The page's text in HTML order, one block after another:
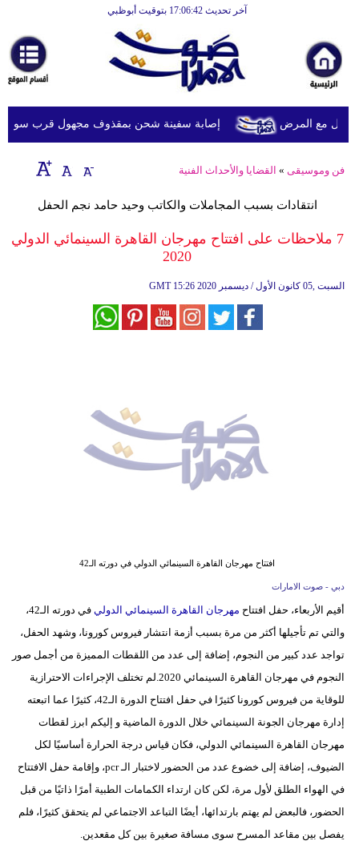
آخر تحديث 17:06:42 بتوقيت أبوظبي
أخبارعاجلة
رياضة
ثقافة
إقتصاد
وموسيقى
أزياء
علوم
وتكنولوجيا
مدوَّنات
أبراج
فيديو
إصابة سفينة شحن بمقذوف مجهول قرب سواحل مع المرض
فن وموسيقى » القضايا والأحداث الفنية
انتقادات بسبب المجاملات والكاتب وحيد حامد نجم الحفل
7 ملاحظات على افتتاح مهرجان القاهرة السينمائي الدولي
2020
GMT 15:26 2020 السبت ,05 كانون الأول / ديسمبر
افتتاح مهرجان القاهرة السينمائي الدولي في دورته الـ42
دبي - صوت الامارات
أقيم الأربعاء، حفل افتتاح مهرجان القاهرة السينمائي الدولي
في دورته الـ42،
والتي تم تأجيلها أكثر من مرة بسبب أزمة انتشار فيروس كورونا، وشهد الحفل،
تواجد عدد كبير من النجوم، إضافة إلى عدد من اللقطات المميزة من أجمل صور
النجوم في مهرجان القاهرة السينمائي 2020.لم تختلف الإجراءات الاحترازية
للوقاية من فيروس كورونا كثيرًا في حفل افتتاح الدورة الـ42، كثيرًا عما اتبعته
إدارة مهرجان الجونة السينمائي خلال الدورة الماضية و إليكم ابرز لقطات
مهرجان القاهرة السينمائي الدولي، فكان قياس درجة الحرارة أساسيًا لكل
الضيوف، إضافة إلى خضوع عدد من الحضور لاختبار الـ pcr، وإقامة حفل الافتتاح
في الهواء الطلق لأول مرة، لكن كان ارتداء الكمامات الطبية أمرًا ذاتيًا من قبل
الحضور، فالبعض لم يهتم بارتدائها، أيضًا التباعد الاجتماعي لم يتحقق كثيرًا، فلم
يفصل بين مقاعد المسرح سوى مسافة صغيرة بين كل مقعدين.